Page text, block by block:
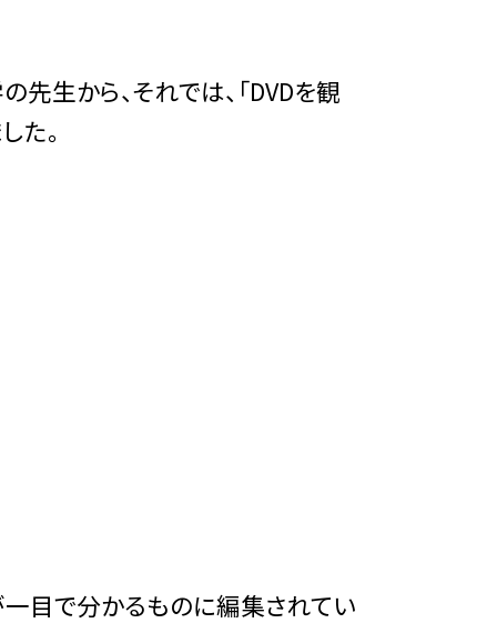
生から、それでは、「DVDを観
た。
目で分かるものに編集されてい